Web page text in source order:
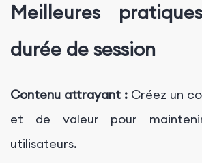
Meilleures
durée de session
Contenu attrayant : Créez un
et de valeur pour
utilisateurs.